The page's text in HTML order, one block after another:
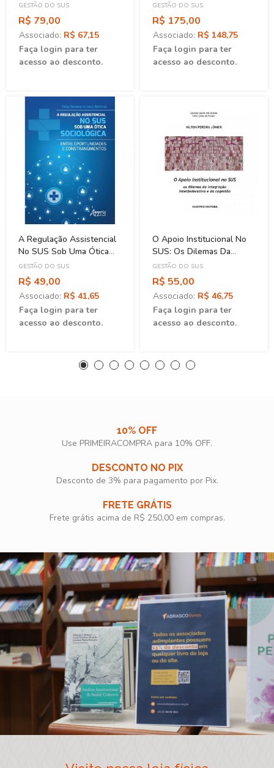
Evidências E Experiências
Do SUS
GESTÃO DO SUS
R$ 79,00
Associado: R$ 67,15
Faça login para ter
acesso ao desconto.
A Regulação Assistencial
No SUS Sob Uma Ótica
Sociológica: Entre
Oportunidades E
Constrangimentos
GESTÃO DO SUS
R$ 49,00
Associado: R$ 41,65
Faça login para ter
acesso ao desconto.
Futuro
GESTÃO DO SUS
R$ 175,00
Associado: R$ 148,75
Faça login para ter
acesso ao desconto.
O Apoio Institucional No
SUS: Os Dilemas Da
Integração Interfederativa
E Da Cogestão
GESTÃO DO SUS
R$ 55,00
Associado: R$ 46,75
Faça login para ter
acesso ao desconto.
10% OFF
Use PRIMEIRACOMPRA para 10% OFF.​
DESCONTO NO PIX
Desconto de 3% para pagamento por Pix.
FRETE GRÁTIS
Frete grátis acima de R$ 250,00 em compras.